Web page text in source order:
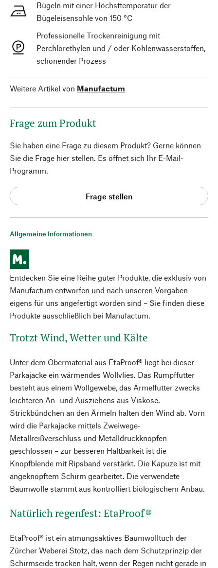
Allgemeine Informationen
Entdecken Sie eine Reihe guter Produkte, die exklusiv von
Manufactum entworfen und nach unseren Vorgaben
eigens für uns angefertigt worden sind – Sie finden diese
Produkte ausschließlich bei Manufactum.
Trotzt Wind, Wetter und Kälte
Unter dem Obermaterial aus EtaProof® liegt bei dieser
Parkajacke ein wärmendes Wollvlies. Das Rumpffutter
besteht aus einem Wollgewebe, das Ärmelfutter zwecks
leichteren An- und Ausziehens aus Viskose.
Strickbündchen an den Ärmeln halten den Wind ab. Vorn
wird die Parkajacke mittels Zweiwege-
Metallreißverschluss und Metalldruckknöpfen
geschlossen – zur besseren Haltbarkeit ist die
Knopfblende mit Ripsband verstärkt. Die Kapuze ist mit
angeknöpftem Schirm gearbeitet. Die verwendete
Baumwolle stammt aus kontrolliert biologischem Anbau.
Natürlich regenfest: EtaProof®
EtaProof® ist ein atmungsaktives Baumwolltuch der
Zürcher Weberei Stotz, das nach dem Schutzprinzip der
Schirmseide trocken hält, wenn der Regen nicht gerade in
Bügeln mit einer Höchsttemperatur der
Bügeleisensohle von 150 °C
Professionelle Trockenreinigung mit
Perchlorethylen und / oder Kohlenwasserstoffen,
schonender Prozess
Weitere Artikel von Manufactum
Frage zum Produkt
Sie haben eine Frage zu diesem Produkt? Gerne können
Sie die Frage hier stellen. Es öffnet sich Ihr E-Mail-
Programm.
Frage stellen